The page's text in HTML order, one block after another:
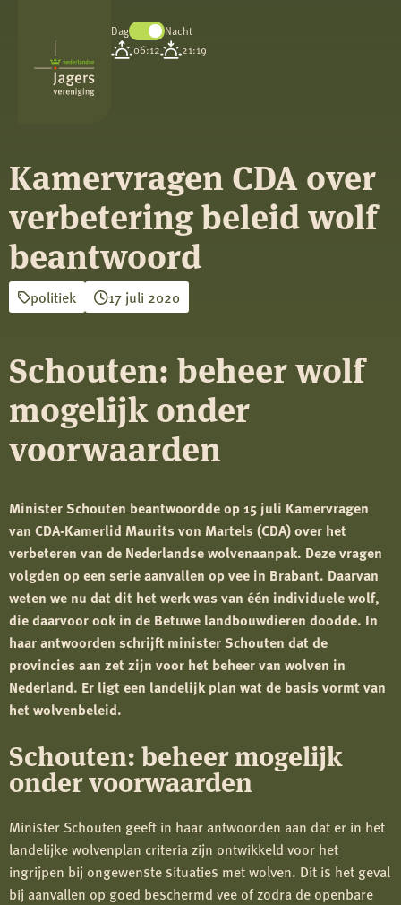
Koninklijke
Nederlandse
Jagersvereniging
Dag
Nacht
06:12
21:19
Kamervragen CDA over
verbetering beleid wolf
beantwoord
politiek 17 juli 2020
Schouten: beheer wolf
mogelijk onder
voorwaarden
Minister Schouten beantwoordde op 15 juli Kamervragen
van CDA-Kamerlid Maurits von Martels (CDA) over het
verbeteren van de Nederlandse wolvenaanpak. Deze vragen
volgden op een serie aanvallen op vee in Brabant. Daarvan
weten we nu dat dit het werk was van één individuele wolf,
die daarvoor ook in de Betuwe landbouwdieren doodde. In
haar antwoorden schrijft minister Schouten dat de
provincies aan zet zijn voor het beheer van wolven in
Nederland. Er ligt een landelijk plan wat de basis vormt van
het wolvenbeleid.
Schouten: beheer mogelijk
onder voorwaarden
Minister Schouten geeft in haar antwoorden aan dat er in het
landelijke wolvenplan criteria zijn ontwikkeld voor het
ingrijpen bij ongewenste situaties met wolven. Dit is het geval
bij aanvallen op goed beschermd vee of zodra de openbare